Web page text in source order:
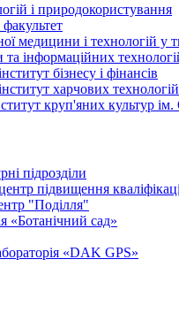
і природокористування
медицини і технологій у
та інформаційних
бізнесу і фінансів
харчових технологій
круп'яних культур
підрозділи
підвищення
"Поділля"
«Ботанічний сад»
«DAK GPS»